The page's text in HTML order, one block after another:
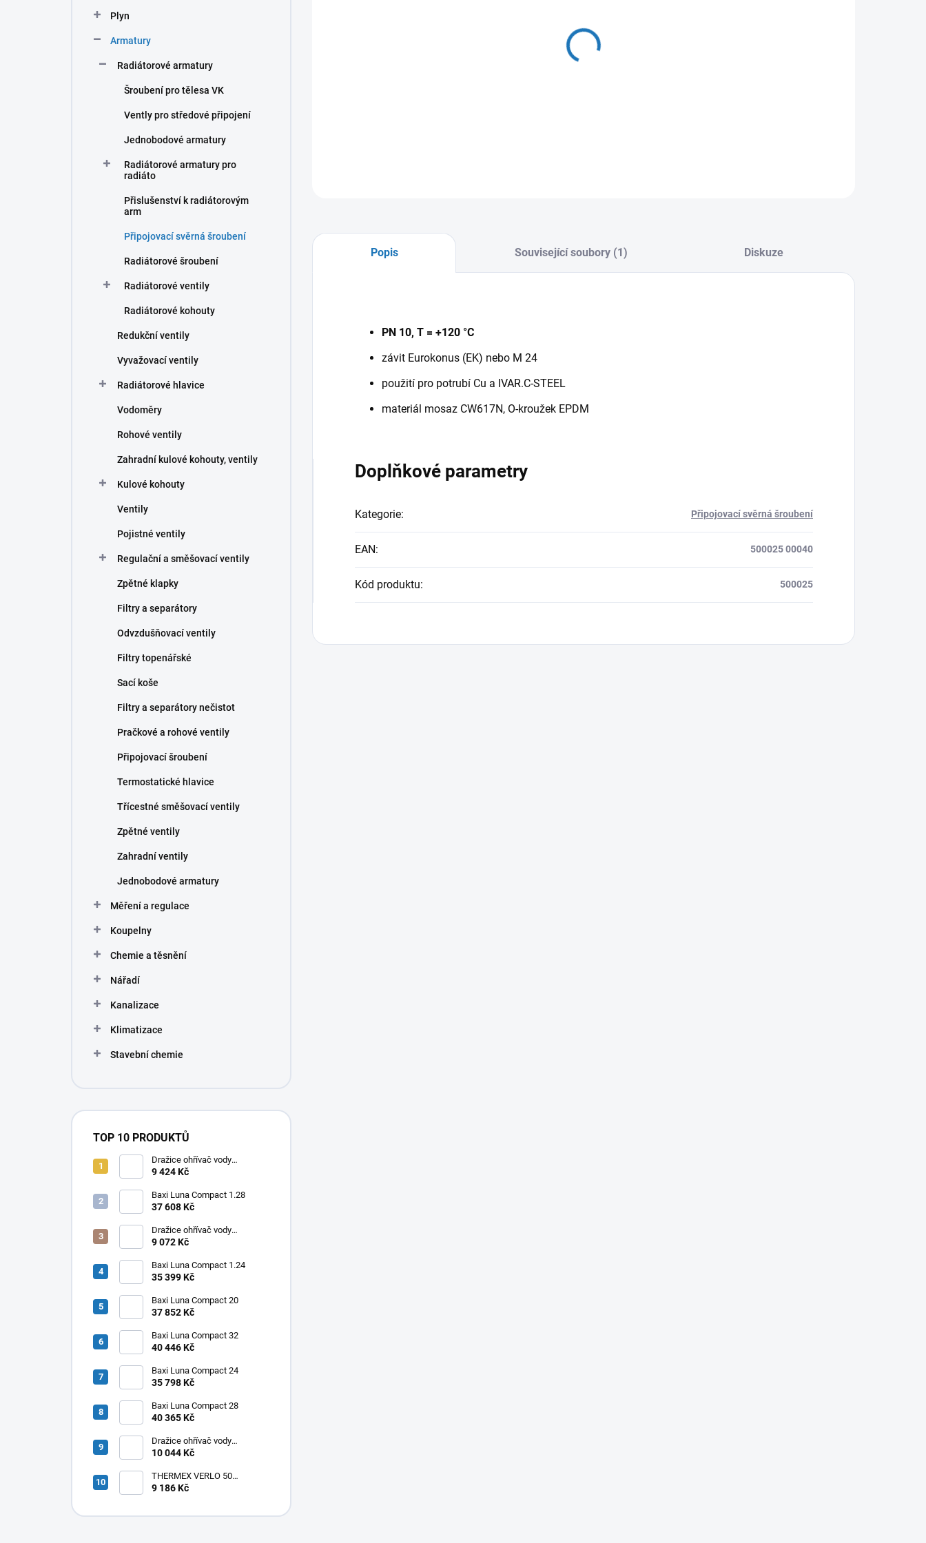
Plyn
Armatury
Radiátorové armatury
Šroubení pro tělesa VK
Vently pro středové připojení
Jednobodové armatury
Radiátorové armatury pro
radiáto
Přislušenství k radiátorovým
arm
Připojovací svěrná šroubení
Radiátorové šroubení
Radiátorové ventily
Radiátorové kohouty
Redukční ventily
Vyvažovací ventily
Radiátorové hlavice
Vodoměry
Rohové ventily
Zahradní kulové kohouty, ventily
Kulové kohouty
Ventily
Pojistné ventily
Regulační a směšovací ventily
Zpětné klapky
Filtry a separátory
Odvzdušňovací ventily
Filtry topenářské
Sací koše
Filtry a separátory nečistot
Pračkové a rohové ventily
Připojovací šroubení
Termostatické hlavice
Třícestné směšovací ventily
Zpětné ventily
Zahradní ventily
Jednobodové armatury
Měření a regulace
Koupelny
Chemie a těsnění
Nářadí
Kanalizace
Klimatizace
Stavební chemie
TOP 10 PRODUKTŮ
Dražice ohřívač vody
elektrický svislý OKHE ONE/E
9 424 Kč
Baxi Luna Compact 1.28
37 608 Kč
Dražice ohřívač vody
elektrický svislý OKHE ONE/E
9 072 Kč
Baxi Luna Compact 1.24
35 399 Kč
Baxi Luna Compact 20
37 852 Kč
Baxi Luna Compact 32
40 446 Kč
Baxi Luna Compact 24
35 798 Kč
Baxi Luna Compact 28
40 365 Kč
Dražice ohřívač vody
elektrický svislý OKHE ONE/E
10 044 Kč
THERMEX VERLO 50
elektrický ohřívač vody
9 186 Kč
MOŽNOSTI DORUČENÍ
Popis Související soubory (1) Diskuze
PN 10, T = +120 °C
závit Eurokonus (EK) nebo M 24
použití pro potrubí Cu a IVAR.C-STEEL
materiál mosaz CW617N, O-kroužek EPDM
Doplňkové parametry
Kategorie: Připojovací svěrná šroubení
EAN: 500025 00040
Kód produktu: 500025